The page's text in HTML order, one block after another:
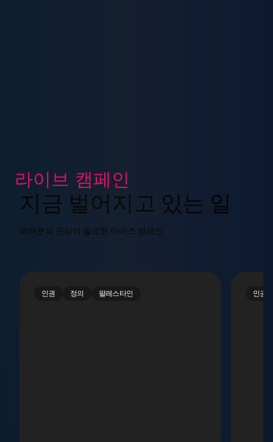
라이브 캠페인
지금 벌어지고 있는 일
여러분의 관심이 필요한 아바즈 캠페인
인권 정의 팔레스타인 인권